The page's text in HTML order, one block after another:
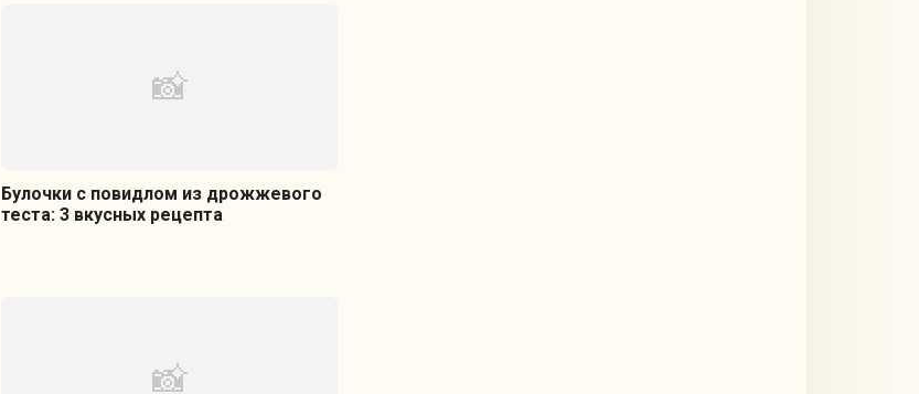
Булочки с повидлом из дрожжевого
теста: 3 вкусных рецепта